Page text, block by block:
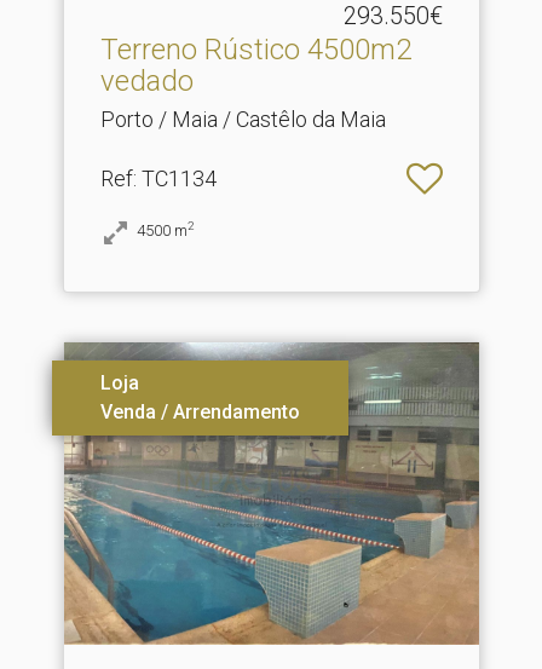
293.550€
Terreno Rústico 4500m2
vedado
Porto / Maia / Castêlo da Maia
Ref: TC1134
4500 m2
Loja
Venda / Arrendamento